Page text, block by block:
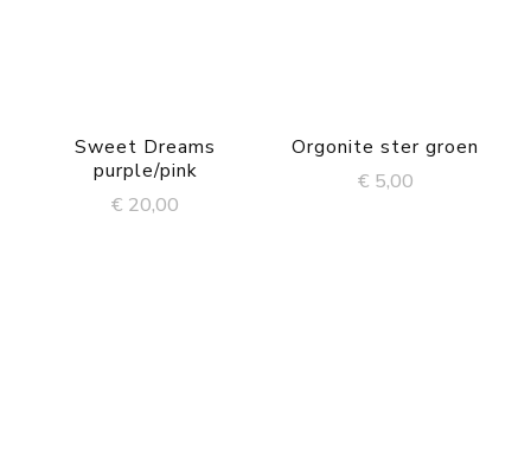
Sweet Dreams
purple/pink
€ 20,00
Orgonite ster groen
€ 5,00